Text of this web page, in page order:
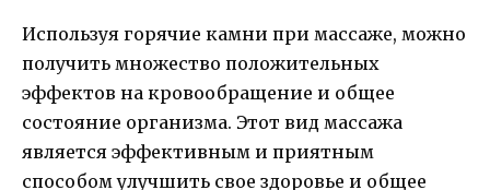
Используя горячие камни при массаже, можно
получить множество положительных
эффектов на кровообращение и общее
состояние организма. Этот вид массажа
является эффективным и приятным
способом улучшить свое здоровье и общее